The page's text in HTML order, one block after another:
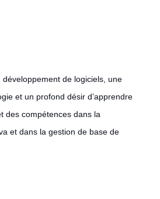
de logiciels, une
et un profond désir d’apprendre
compétences dans la
et dans la gestion de base de